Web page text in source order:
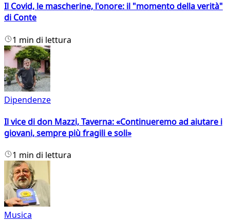
Il Covid, le mascherine, l'onore: il "momento della verità"
di Conte
1 min di lettura
Dipendenze
Il vice di don Mazzi, Taverna: «Continueremo ad aiutare i
giovani, sempre più fragili e soli»
1 min di lettura
Musica